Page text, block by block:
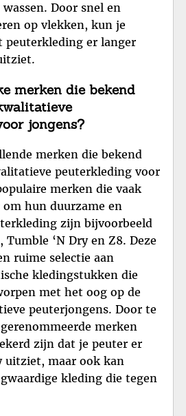
Door snel en
op vlekken, kun je
peuterkleding er langer
merken die bekend
jongens?
merken die bekend
peuterkleding voor
merken die vaak
hun duurzame en
zijn bijvoorbeeld
‘N Dry en Z8. Deze
ruime selectie aan
kledingstukken die
met het oog op de
peuterjongens. Door te
merken
zijn dat je peuter er
uitziet, maar ook kan
kleding die tegen